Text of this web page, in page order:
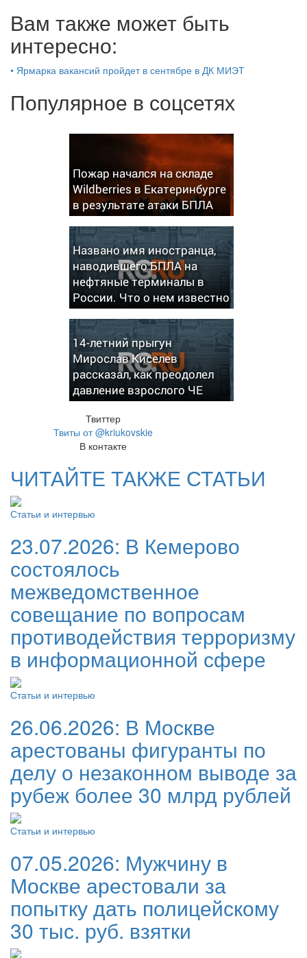
Вам также может быть
интересно:
• Ярмарка вакансий пройдет в сентябре в ДК МИЭТ
Популярное в соцсетях
Пожар начался на складе
Wildberries в Екатеринбурге
в результате атаки БПЛА
Названо имя иностранца,
наводившего БПЛА на
нефтяные терминалы в
России. Что о нем известно
14-летний прыгун
Мирослав Киселев
рассказал, как преодолел
давление взрослого ЧЕ
Твиттер
Твиты от @kriukovskie
В контакте
ЧИТАЙТЕ ТАКЖЕ СТАТЬИ
Статьи и интервью
23.07.2026: В Кемерово
состоялось
межведомственное
совещание по вопросам
противодействия терроризму
в информационной сфере
Статьи и интервью
26.06.2026: В Москве
арестованы фигуранты по
делу о незаконном выводе за
рубеж более 30 млрд рублей
Статьи и интервью
07.05.2026: Мужчину в
Москве арестовали за
попытку дать полицейскому
30 тыс. руб. взятки